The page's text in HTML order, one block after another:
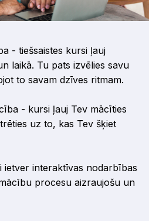
- tiešsaistes kursi ļauj
laikā. Tu pats izvēlies savu
to savam dzīves ritmam.
- kursi ļauj Tev mācīties
uz to, kas Tev šķiet
ietver interaktīvas nodarbības
procesu aizraujošu un